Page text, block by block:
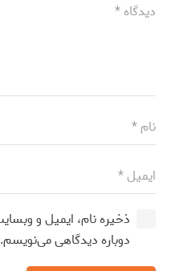
ذخیره نام، ایمیل و
دوباره دیدگاهی می‌نویسم.